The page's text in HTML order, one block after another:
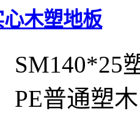
心木塑地板
SM140*25
PE普通塑木